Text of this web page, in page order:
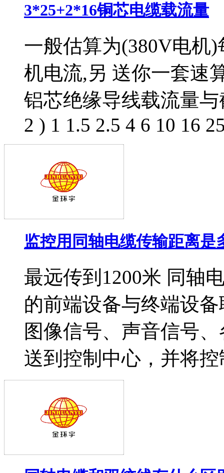
3*25+2*16铜芯电缆载流量
一般估算为(380V电机
机电流,另 送你一套速
铝芯绝缘导线载流量
2 ) 1 1.5 2.5 4 6 10 16
监控用同轴电缆传输距离是
最远传到1200米 同轴
的前端设备与终端设
图像信号、声音信号
送到控制中心，并将控